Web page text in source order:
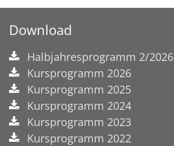
Download
Halbjahresprogramm 2/2026
Kursprogramm 2026
Kursprogramm 2025
Kursprogramm 2024
Kursprogramm 2023
Kursprogramm 2022